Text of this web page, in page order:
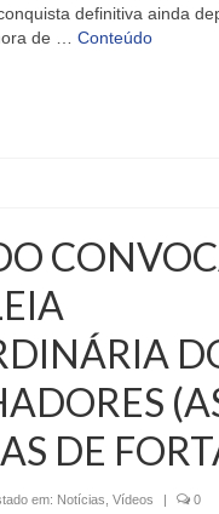
definitiva ainda
de … Conteúdo
DE
em: Notícias Vídeos | 0